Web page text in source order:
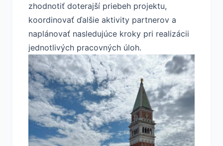
zhodnotiť doterajší priebeh projektu,
koordinovať ďalšie aktivity partnerov a
naplánovať nasledujúce kroky pri realizácii
jednotlivých pracovných úloh.